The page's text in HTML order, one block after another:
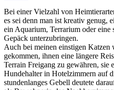
Bei einer Vielzahl von
es sei denn man ist kreativ genug,
ein Aquarium, Terrarium oder eine
Gepäck unterzubringen.
Auch bei meinen einstigen Katzen
gekommen, ihnen eine längere
Terrain Freigang zu gewähren, sie
Hundehalter in Hotelzimmern auf
stundenlanges Gebell deutete